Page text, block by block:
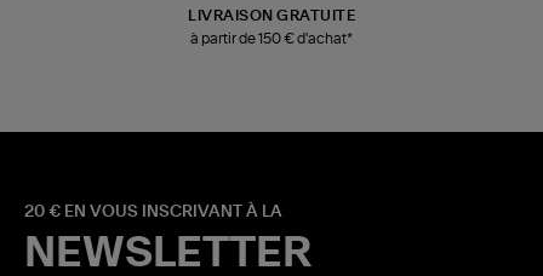
LIVRAISON GRATUITE
à partir de 150 € d'achat*
20 € EN VOUS INSCRIVANT À LA
NEWSLETTER